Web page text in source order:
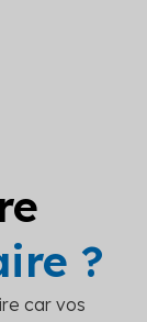
?
car vos